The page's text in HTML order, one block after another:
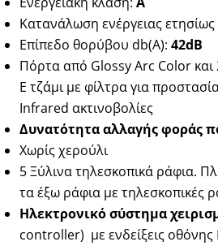
Κατανάλωση ενέργειας
Επίπεδο θορύβου db(Α): 42dB
Πόρτα από Glossy Arc Color
E τζάμι με φίλτρα για
Infrared ακτινοβολίες
Δυνατότητα αλλαγής φοράς
Χωρίς χερούλι
5 Ξύλινα τηλεσκοπικά ράφια.
τα έξω ράφια με τηλεσκοπικές
Ηλεκτρονικό σύστημα
controller) με ενδείξεις οθόνης